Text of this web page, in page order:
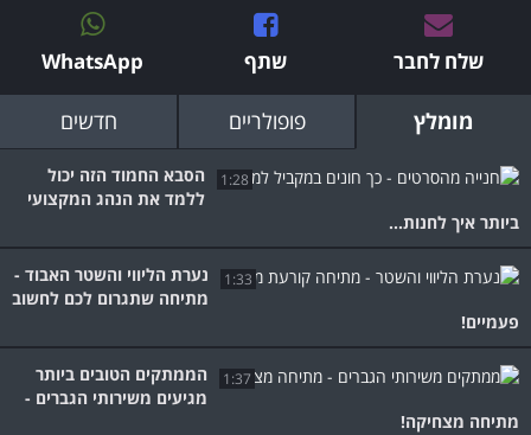
שלח לחבר שתף WhatsApp
מומלץ פופולריים חדשים
1:28
הסבא החמוד הזה יכול
ללמד את הנהג המקצועי
ביותר איך לחנות...
1:33
נערת הליווי והשטר האבוד -
מתיחה שתגרום לכם לחשוב
פעמיים!
1:37
הממתקים הטובים ביותר
מגיעים משירותי הגברים -
מתיחה מצחיקה!